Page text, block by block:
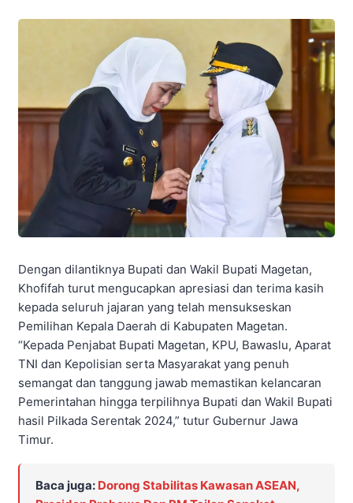
Dengan dilantiknya Bupati dan Wakil Bupati Magetan,
Khofifah turut mengucapkan apresiasi dan terima kasih
kepada seluruh jajaran yang telah mensukseskan
Pemilihan Kepala Daerah di Kabupaten Magetan.
“Kepada Penjabat Bupati Magetan, KPU, Bawaslu, Aparat
TNI dan Kepolisian serta Masyarakat yang penuh
semangat dan tanggung jawab memastikan kelancaran
Pemerintahan hingga terpilihnya Bupati dan Wakil Bupati
hasil Pilkada Serentak 2024,” tutur Gubernur Jawa
Timur.
Baca juga: Dorong Stabilitas Kawasan ASEAN,